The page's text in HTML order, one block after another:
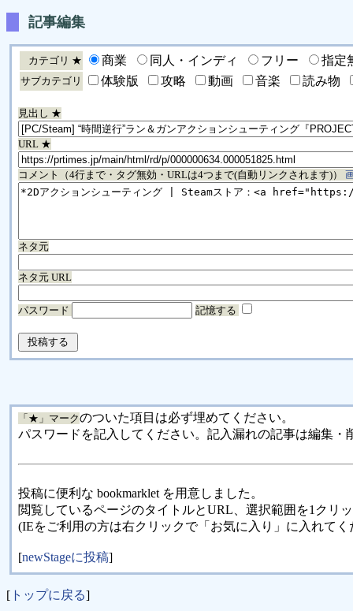
記事編集
カテゴリ ★ 商業 同人・インディ フリー 指定
サブカテゴリ 体験版 攻略 動画 音楽 読み物
見出し ★
URL ★
コメント（4行まで・タグ無効・URLは4つまで(自動リンクされます)）
ネタ元
ネタ元 URL
パスワード 記憶する
「★」マークのついた項目は必ず埋めてください。
パスワードを記入してください。記入漏れの記事は編集・
投稿に便利な bookmarklet を用意しました。
閲覧しているページのタイトルとURL、選択範囲を1クリ
(IEをご利用の方は右クリックで「お気に入り」に入れてく
[newStageに投稿]
[ トップに戻る]